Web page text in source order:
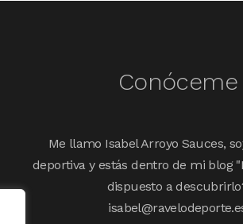
Conóceme
Me llamo Isabel Arroyo Sauces,
deportiva y estás dentro de mi blog
dispuesto a